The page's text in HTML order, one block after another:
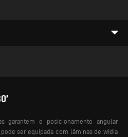
arrow_drop_down
garantem o posicionamento angular
ser equipada com lâminas de widia